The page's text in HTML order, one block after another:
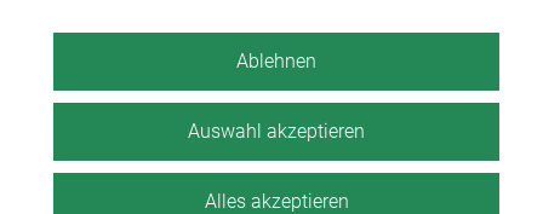
Ablehnen
Auswahl akzeptieren
Alles akzeptieren
Das bringen Sie mit
Erfolgreich abgeschlossene Ausbildung zur
Rechtsanwaltsfachangestellten (m/w/d)